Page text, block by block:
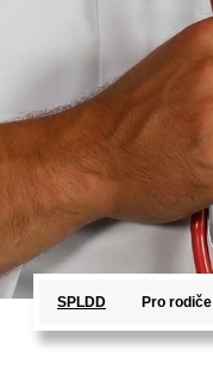
SPLDD Pro rodiče